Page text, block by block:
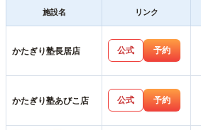
施設名 リンク
かたぎり塾長居店 公式 予約
かたぎり塾あびこ店 公式 予約